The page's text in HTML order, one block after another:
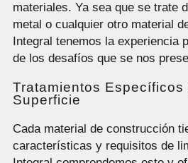
materiales. Ya sea que se trate
metal o cualquier otro material
Integral tenemos la experiencia
de los desafíos que se nos
Tratamientos Específicos
Superficie
Cada material de construcción
características y requisitos de